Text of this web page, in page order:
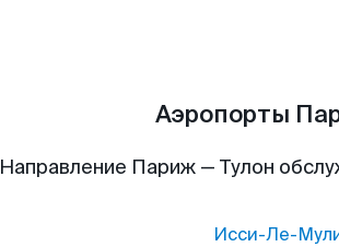
Аэропорты
Направление Париж — Тулон
Исси-Ле-